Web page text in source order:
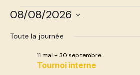
Évènements
for
août
08/08/2026
une
Toute la journée
Tournoi interne
11 mai - 30 septembre